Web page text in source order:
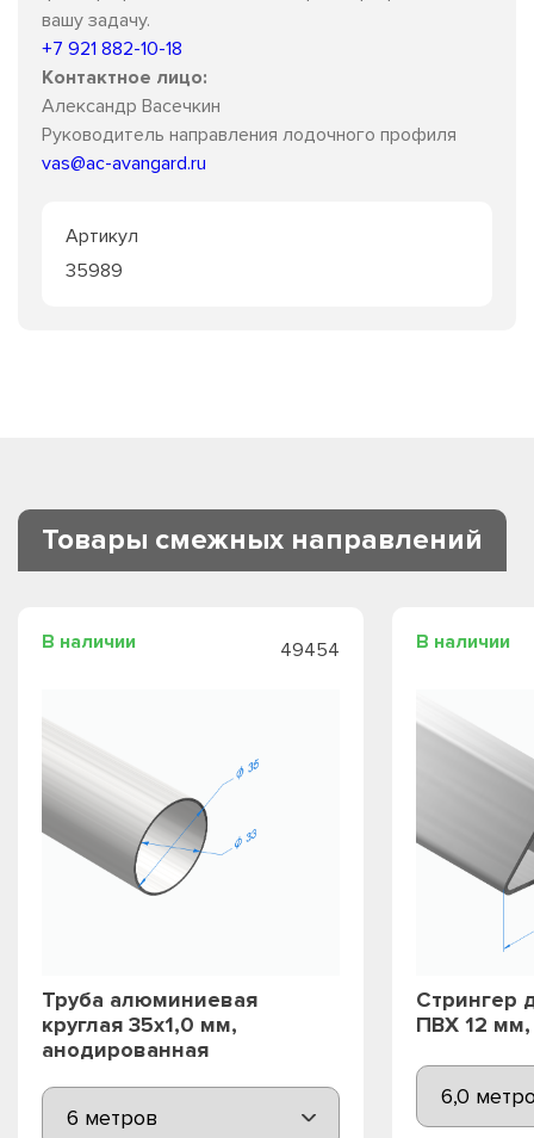
вашу задачу.
+7 921 882-10-18
Контактное лицо:
Александр Васечкин
Руководитель направления лодочного профиля
vas@ac-avangard.ru
Артикул
35989
Товары смежных направлений
В наличии 49454
Труба алюминиевая
круглая 35х1,0 мм,
анодированная
В наличии
Стрингер
ПВХ 12